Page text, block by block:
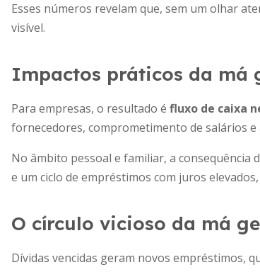
Esses números revelam que, sem um olhar
visível.
Impactos práticos da má
Para empresas, o resultado é fluxo de caixa
fornecedores, comprometimento de salários
No âmbito pessoal e familiar, a consequência
e um ciclo de empréstimos com juros
O círculo vicioso da má
Dívidas vencidas geram novos empréstimos,